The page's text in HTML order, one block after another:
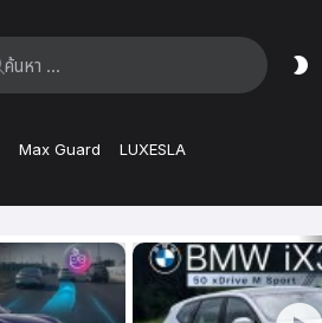
Max Guard LUXESLA